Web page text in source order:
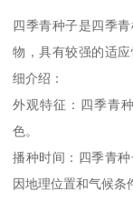
四季青种子是四季
物，具有较强的适
细介绍：
外观特征：四季青
色。
播种时间：四季青
因地理位置和气候条